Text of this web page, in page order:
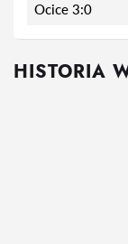
Ocice 3:0
HISTORIA